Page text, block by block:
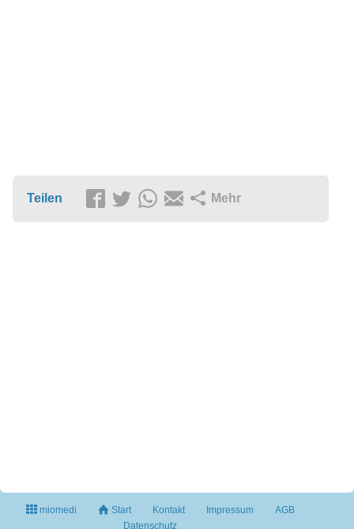
Teilen Mehr
miomedi Start Kontakt Impressum
AGB
Datenschutz